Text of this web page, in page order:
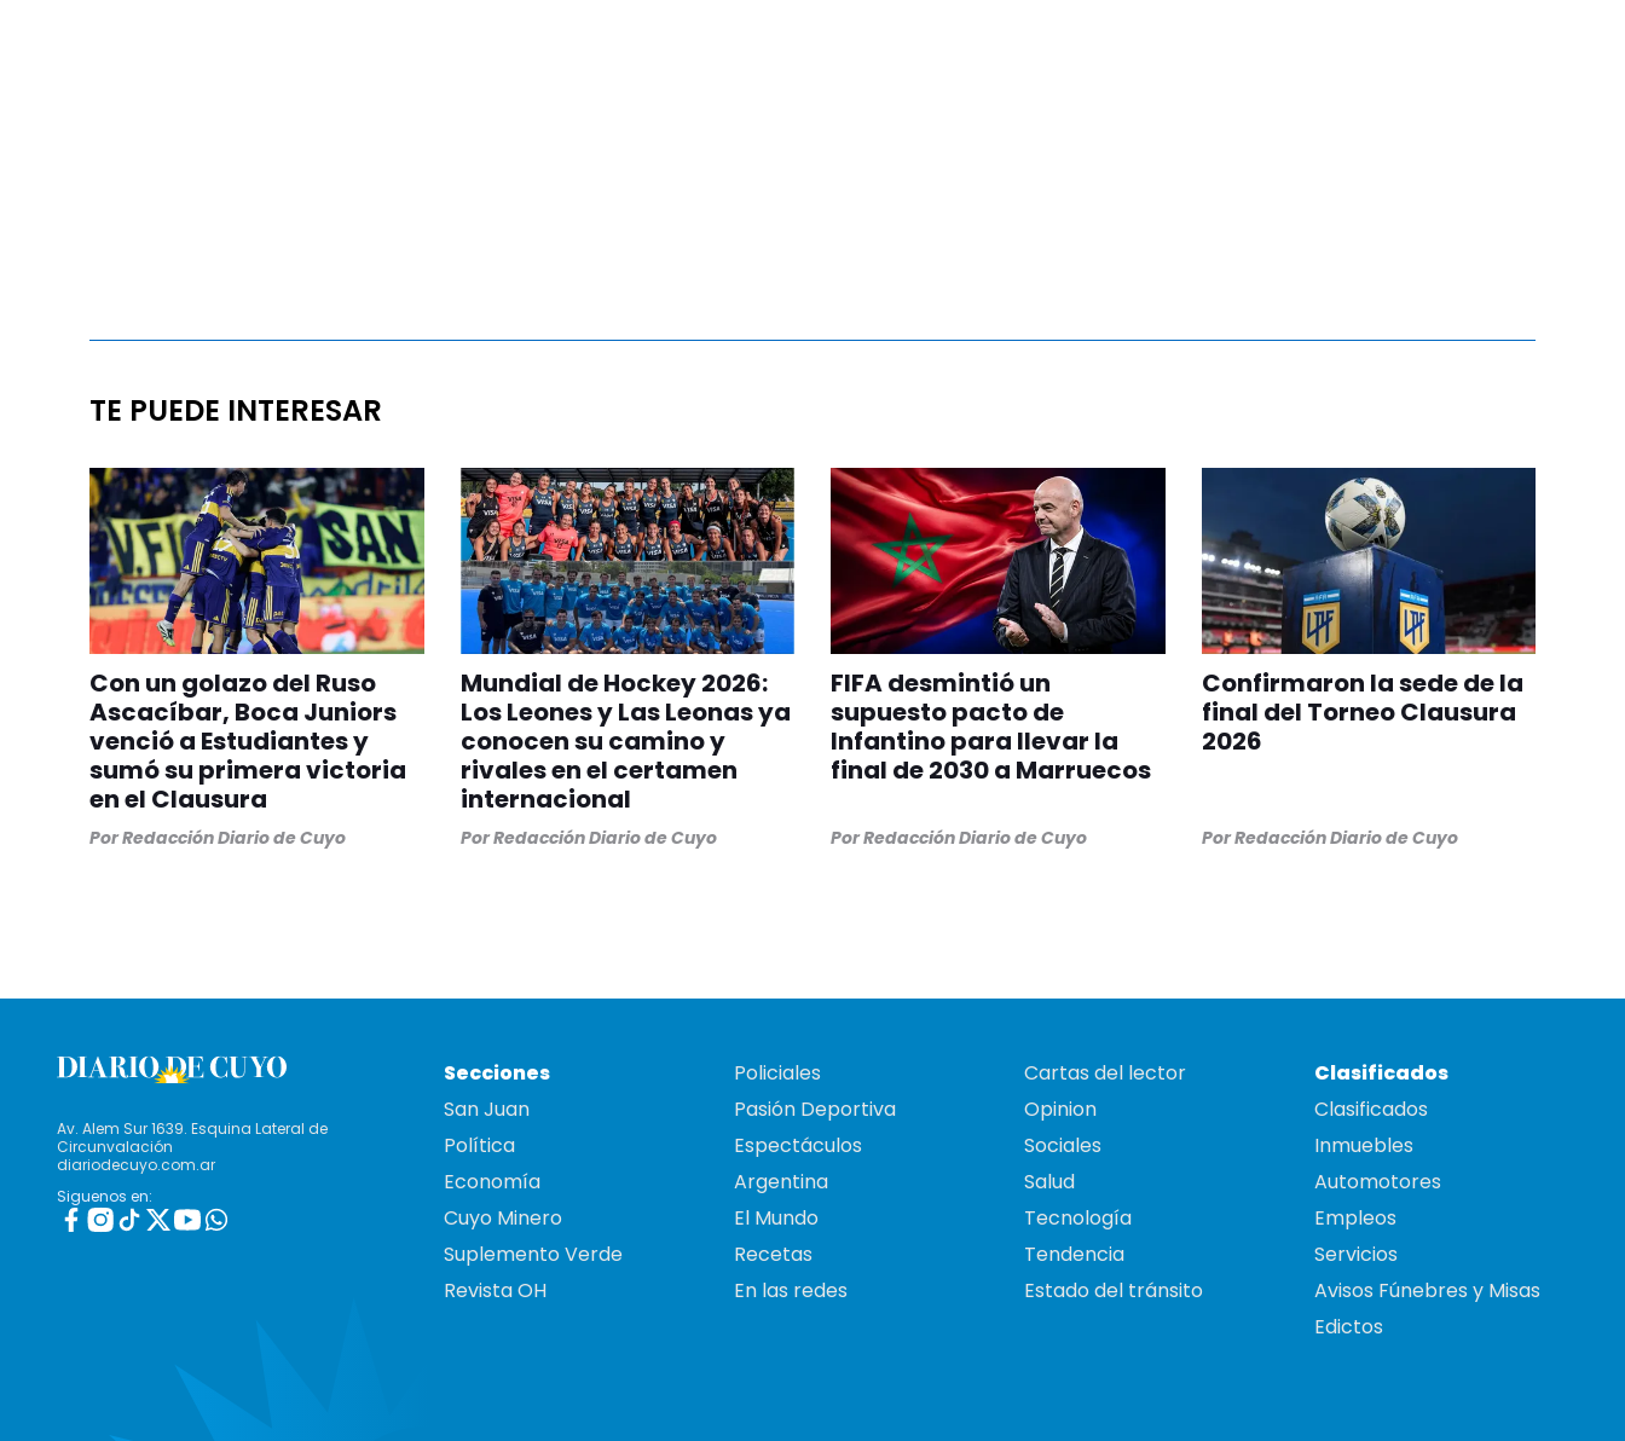
TE PUEDE INTERESAR
Con un golazo del Ruso
Ascacíbar, Boca Juniors
venció a Estudiantes y
sumó su primera victoria
en el Clausura
PorRedacción Diario de Cuyo
Mundial de Hockey 2026:
Los Leones y Las Leonas ya
conocen su camino y
rivales en el certamen
internacional
PorRedacción Diario de Cuyo
FIFA desmintió un
supuesto pacto de
Infantino para llevar la
final de 2030 a Marruecos
PorRedacción Diario de Cuyo
Confirmaron la sede de la
final del Torneo Clausura
2026
PorRedacción Diario de Cuyo
Av. Alem Sur 1639. Esquina Lateral de
Circunvalación
diariodecuyo.com.ar
Siguenos en:
Secciones
San Juan
Política
Economía
Cuyo Minero
Suplemento Verde
Revista OH
Policiales
Pasión Deportiva
Espectáculos
Argentina
El Mundo
Recetas
En las redes
Cartas del lector
Opinion
Sociales
Salud
Tecnología
Tendencia
Estado del tránsito
Clasificados
Clasificados
Inmuebles
Automotores
Empleos
Servicios
Avisos Fúnebres y Misas
Edictos